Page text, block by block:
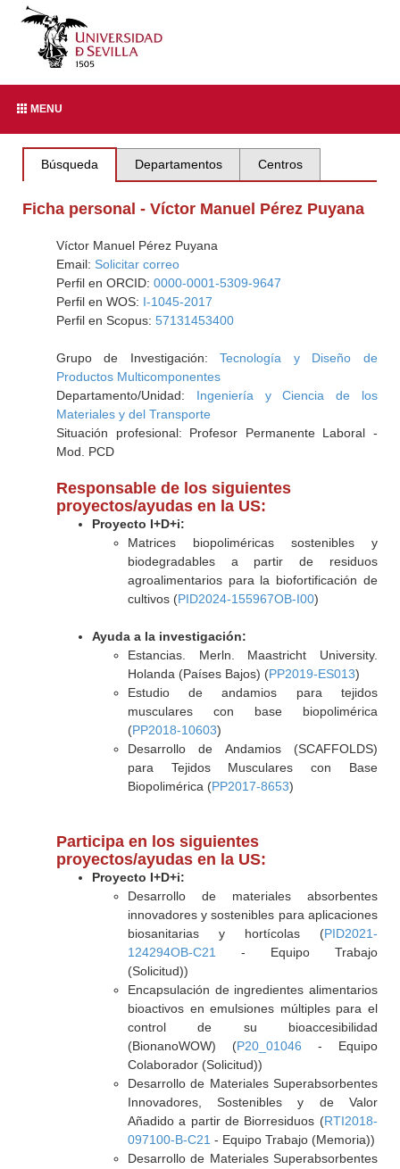
MENU
Búsqueda Departamentos Centros
Ficha personal - Víctor Manuel Pérez Puyana
Víctor Manuel Pérez Puyana
Email: Solicitar correo
Perfil en ORCID: 0000-0001-5309-9647
Perfil en WOS: I-1045-2017
Perfil en Scopus: 57131453400
Grupo de Investigación:Tecnología y Diseño de
Productos Multicomponentes
Departamento/Unidad: Ingeniería y Ciencia de los
Materiales y del Transporte
Situación profesional: Profesor Permanente Laboral -
Mod. PCD
Responsable de los siguientes
proyectos/ayudas en la US:
Proyecto I+D+i:
Matrices biopoliméricas sostenibles y
biodegradables a partir de residuos
agroalimentarios para la biofortificación de
cultivos (PID2024-155967OB-I00)
Ayuda a la investigación:
Estancias. Merln. Maastricht University.
Holanda (Países Bajos) (PP2019-ES013)
Estudio de andamios para tejidos
musculares con base biopolimérica
(PP2018-10603)
Desarrollo de Andamios (SCAFFOLDS)
para Tejidos Musculares con Base
Biopolimérica (PP2017-8653)
Participa en los siguientes
proyectos/ayudas en la US:
Proyecto I+D+i:
Desarrollo de materiales absorbentes
innovadores y sostenibles para aplicaciones
biosanitarias y hortícolas (PID2021-
124294OB-C21
- Equipo Trabajo
(Solicitud))
Encapsulación de ingredientes alimentarios
bioactivos en emulsiones múltiples para el
control de su bioaccesibilidad
(BionanoWOW) (P20_01046 - Equipo
Colaborador (Solicitud))
Desarrollo de Materiales Superabsorbentes
Innovadores, Sostenibles y de Valor
Añadido a partir de Biorresiduos (RTI2018-
097100-B-C21 - Equipo Trabajo (Memoria))
Desarrollo de Materiales Superabsorbentes